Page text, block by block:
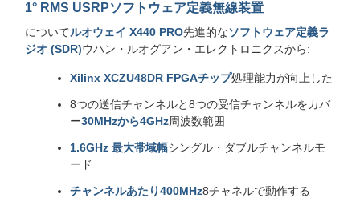
1° RMS USRPソフトウェア定義無線装置
についてルオウェイ X440 PRO先進的なソフトウェア定義ラ
ジオ (SDR)ウハン・ルオグアン・エレクトロニクスから:
Xilinx XCZU48DR FPGAチップ処理能力が向上した
8つの送信チャンネルと8つの受信チャンネルをカバ
ー30MHzから4GHz周波数範囲
1.6GHz 最大帯域幅シングル・ダブルチャンネルモ
ード
チャンネルあたり400MHz8チャネルで動作する